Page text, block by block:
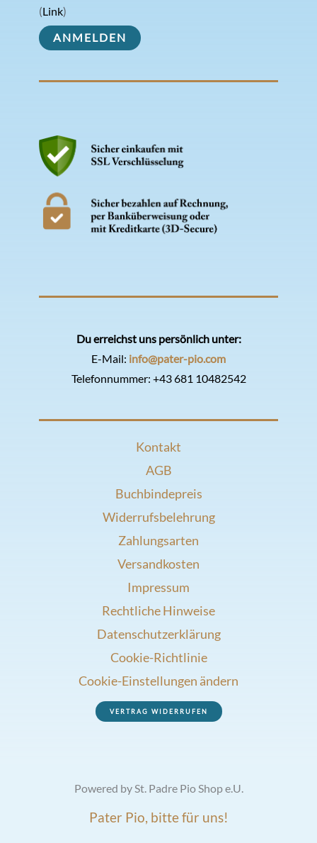
(Link)
Du erreichst uns persönlich unter:
E-Mail: info@pater-pio.com
Telefonnummer: +43 681 10482542
Kontakt
AGB
Buchbindepreis
Widerrufsbelehrung
Zahlungsarten
Versandkosten
Impressum
Rechtliche Hinweise
Datenschutzerklärung
Cookie-Richtlinie
Cookie-Einstellungen ändern
VERTRAG WIDERRUFEN
Powered by St. Padre Pio Shop e.U.
Pater Pio, bitte für uns!